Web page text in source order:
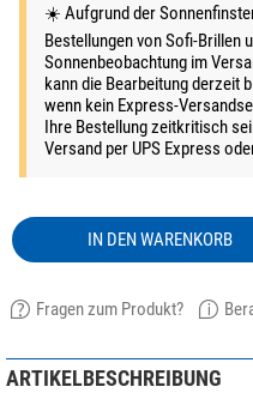
☀️ Aufgrund der
Bestellungen von Sofi-Brillen
Sonnenbeobachtung im
kann die Bearbeitung derzeit
wenn kein Express-
Ihre Bestellung zeitkritisch
Versand per UPS Express
IN DEN WARENKORB
Fragen zum Produkt?
ARTIKELBESCHREIBUNG